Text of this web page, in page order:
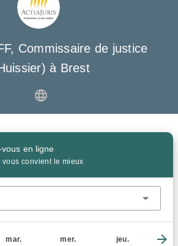
Commissaire de justice
à Brest
en ligne
convient le mieux
mar.
mer.
jeu.